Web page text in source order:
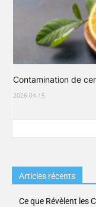
Contamination de
2026-04-15
Articles récents
Ce que Révèlent les